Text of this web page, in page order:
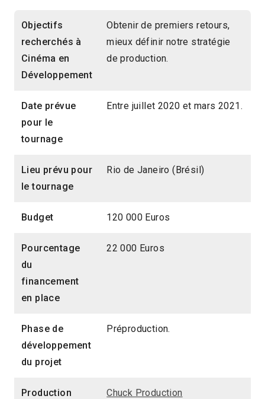
Objectifs
recherchés à
Cinéma en
Développement
Obtenir de premiers retours,
mieux définir notre stratégie
de production.
Date prévue
pour le
tournage
Entre juillet 2020 et mars 2021.
Lieu prévu pour
le tournage
Rio de Janeiro (Brésil)
Budget 120 000 Euros
Pourcentage
du
financement
en place
22 000 Euros
Phase de
développement
du projet
Préproduction.
Production Chuck Production